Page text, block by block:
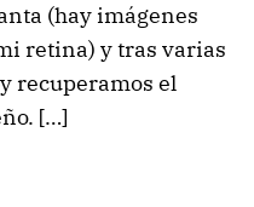
(hay imágenes
retina) y tras varias
recuperamos el
[…]